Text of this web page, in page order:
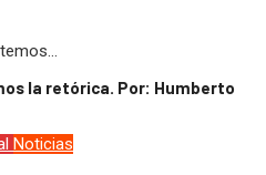
la retórica. Por: Humberto
Noticias